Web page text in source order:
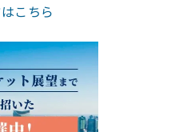
こちら